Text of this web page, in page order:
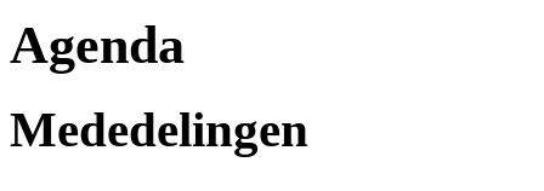
Agenda
Mededelingen